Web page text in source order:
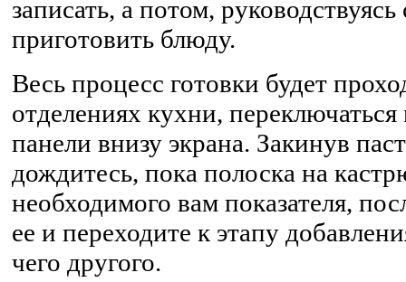
записать, а потом,
приготовить блюду.
Весь процесс готовки будет
отделениях кухни,
панели внизу экрана. Закинув
дождитесь, пока полоска на
необходимого вам показателя,
ее и переходите к этапу
чего другого.